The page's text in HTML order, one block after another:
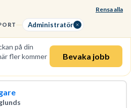
Rensa alla
Administratör
på din
fler kommer
Bevaka jobb